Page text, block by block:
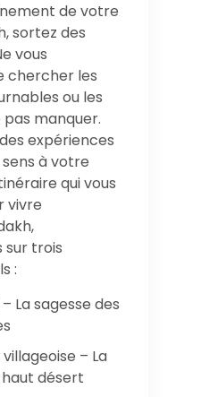
de votre
sortez des
vous
chercher les
ou les
manquer.
expériences
à votre
qui vous
vivre
trois
:
La sagesse des
– La
désert